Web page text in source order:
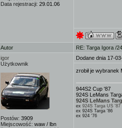
Data rejestracji: 29.01.06
Autor
RE: Targa Igora /
igor
Użytkownik
Postów: 3909
Miejscowość: waw / lbn
Dodane dnia 17-
zrobił je
944S2 Cup '87
924S LeMans
924S LeMans
ex 924S Targa US '87
ex 924S Targa '86
ex 924 '76